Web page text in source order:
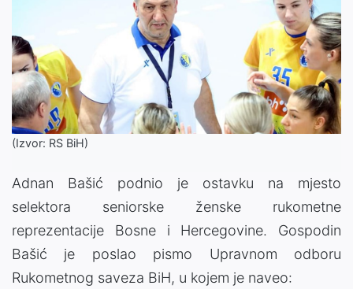
(Izvor: RS BiH)
Adnan Bašić podnio je ostavku na mjesto
selektora seniorske ženske rukometne
reprezentacije Bosne i Hercegovine. Gospodin
Bašić je poslao pismo Upravnom odboru
Rukometnog saveza BiH, u kojem je naveo: